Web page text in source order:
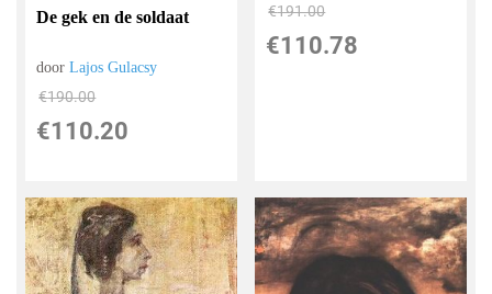
De gek en de soldaat
doorLajos Gulacsy
€190.00
€110.20
€191.00
€110.78